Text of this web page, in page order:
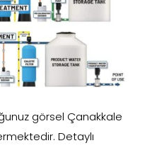
görsel Çanakkale
Detaylı